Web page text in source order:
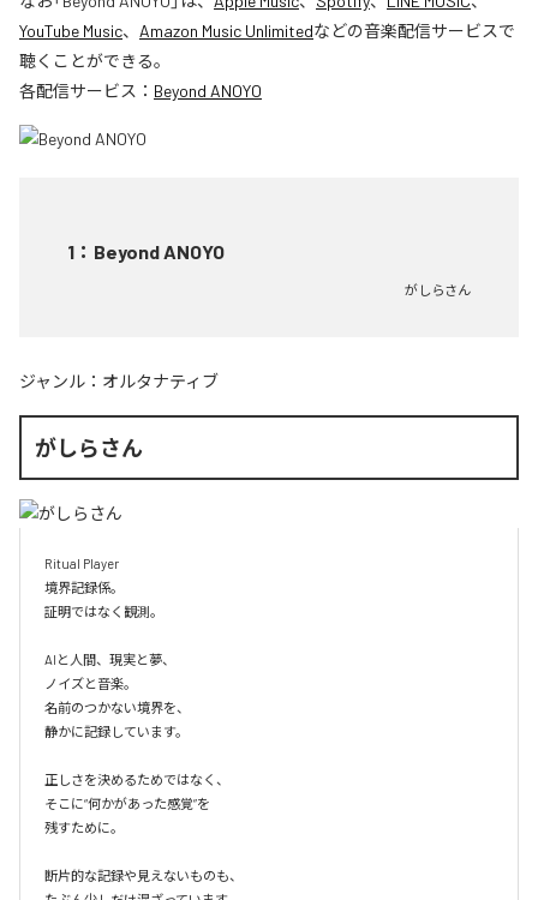
YouTube Music、 Amazon Music Unlimitedなどの音楽配信サービスで
聴くことができる。
各配信サービス： Beyond ANOYO
1 ： Beyond ANOYO
がしらさん
ジャンル： オルタナティブ
がしらさん
Ritual Player
境界記録係。
証明ではなく観測。
AIと人間、現実と夢、
ノイズと音楽。
名前のつかない境界を、
静かに記録しています。
正しさを決めるためではなく、
そこに“何かがあった感覚”を
残すために。
断片的な記録や見えないものも、